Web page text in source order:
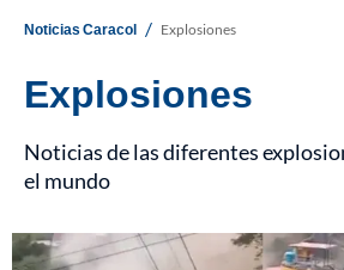
Noticias Caracol / Explosiones
Explosiones
Noticias de las diferentes
el mundo